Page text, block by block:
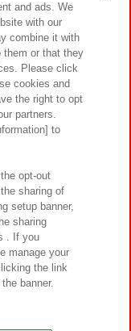
サイトポリシー
ティ方針と検証結果
質問・お問い合わせ
Inc.
and ads. We
with our
combine it with
them or that they
Please click
cookies and
the right to opt
partners.
to
opt-out
sharing of
setup banner,
sharing
. If you
manage your
the link
banner.